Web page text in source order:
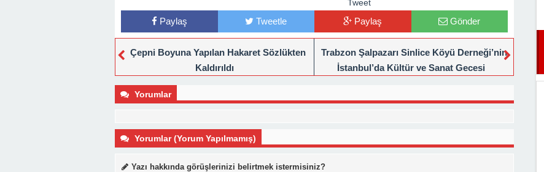
Tweet
Paylaş Tweetle Paylaş Gönder
Çepni Boyuna Yapılan Hakaret Sözlükten
Kaldırıldı
Trabzon Şalpazarı Sinlice Köyü Derneği’nin
İstanbul’da Kültür ve Sanat Gecesi
Yorumlar
Yorumlar (Yorum Yapılmamış)
Yazı hakkında görüşlerinizi belirtmek istermisiniz?